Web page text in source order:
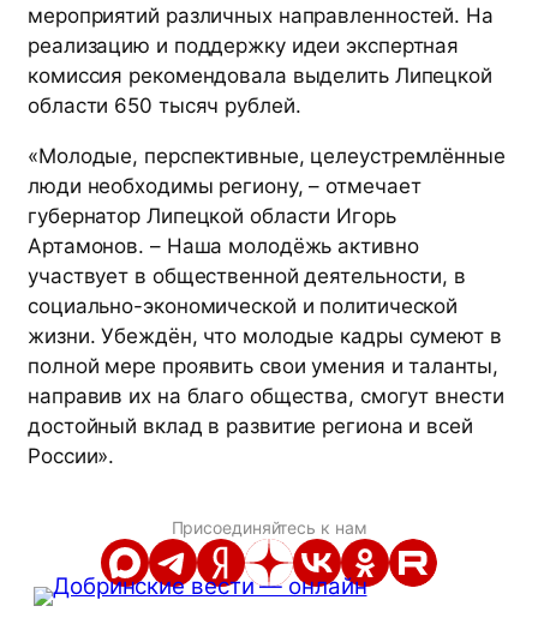
мероприятий различных направленностей. На
реализацию и поддержку идеи экспертная
комиссия рекомендовала выделить Липецкой
области 650 тысяч рублей.
«Молодые, перспективные, целеустремлённые
люди необходимы региону, – отмечает
губернатор Липецкой области Игорь
Артамонов. – Наша молодёжь активно
участвует в общественной деятельности, в
социально-экономической и политической
жизни. Убеждён, что молодые кадры сумеют в
полной мере проявить свои умения и таланты,
направив их на благо общества, смогут внести
достойный вклад в развитие региона и всей
России».
Присоединяйтесь к нам